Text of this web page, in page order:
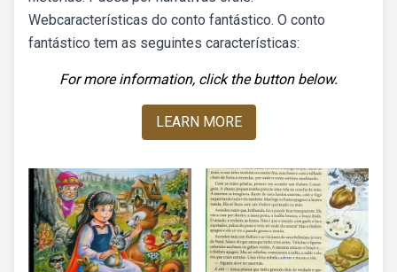
Webcaracterísticas do conto fantástico. O conto
fantástico tem as seguintes características:
For more information, click the button below.
LEARN MORE